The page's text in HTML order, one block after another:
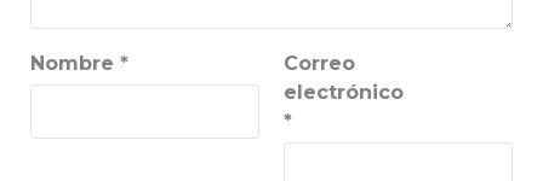
Nombre *
Correo
electrónico
*